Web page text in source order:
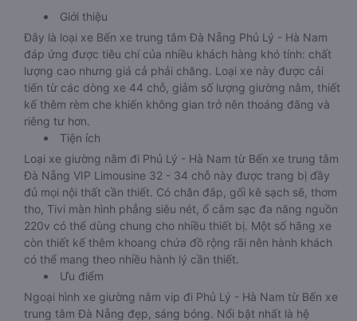
Giới thiệu
Đây là loại xe Bến xe trung tâm Đà Nẵng Phủ Lý - Hà Nam
đáp ứng được tiêu chí của nhiều khách hàng khó tính: chất
lượng cao nhưng giá cả phải chăng. Loại xe này được cải
tiến từ các dòng xe 44 chỗ, giảm số lượng giường nằm, thiết
kế thêm rèm che khiến không gian trở nên thoáng đãng và
riêng tư hơn.
Tiện ích
Loại xe giường nằm đi Phủ Lý - Hà Nam từ Bến xe trung tâm
Đà Nẵng VIP Limousine 32 - 34 chỗ này được trang bị đầy
đủ mọi nội thất cần thiết. Có chăn đắp, gối kê sạch sẽ, thơm
tho, Tivi màn hình phẳng siêu nét, ổ cắm sạc đa năng nguồn
220v có thể dùng chung cho nhiều thiết bị. Một số hãng xe
còn thiết kế thêm khoang chứa đồ rộng rãi nên hành khách
có thể mang theo nhiều hành lý cần thiết.
Ưu điểm
Ngoại hình xe giường nằm vip đi Phủ Lý - Hà Nam từ Bến xe
trung tâm Đà Nẵng đẹp, sáng bóng. Nổi bật nhất là hệ